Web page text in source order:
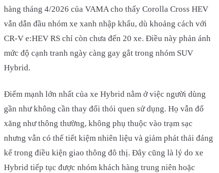
hàng tháng 4/2026 của VAMA cho thấy Corolla Cross HEV
vẫn dẫn đầu nhóm xe xanh nhập khẩu, dù khoảng cách với
CR-V e:HEV RS chỉ còn chưa đến 20 xe. Điều này phản ánh
mức độ cạnh tranh ngày càng gay gắt trong nhóm SUV
Hybrid.
Điểm mạnh lớn nhất của xe Hybrid nằm ở việc người dùng
gần như không cần thay đổi thói quen sử dụng. Họ vẫn đổ
xăng như thông thường, không phụ thuộc vào trạm sạc
nhưng vẫn có thể tiết kiệm nhiên liệu và giảm phát thải đáng
kể trong điều kiện giao thông đô thị. Đây cũng là lý do xe
Hybrid tiếp tục được nhóm khách hàng trung niên hoặc